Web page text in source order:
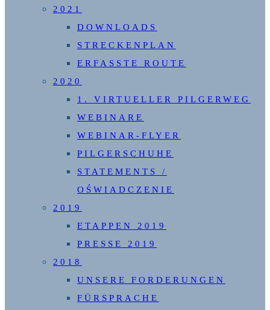
2021
DOWNLOADS
STRECKENPLAN
ERFASSTE ROUTE
2020
1. VIRTUELLER PILGERWEG
WEBINARE
WEBINAR-FLYER
PILGERSCHUHE
STATEMENTS /
OŚWIADCZENIE
2019
ETAPPEN 2019
PRESSE 2019
2018
UNSERE FORDERUNGEN
FÜRSPRACHE